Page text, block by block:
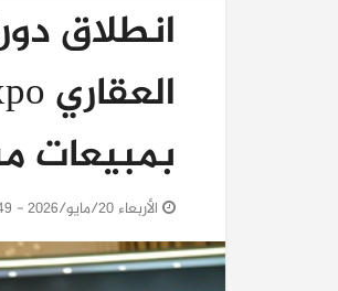
انطلاق
بمبيعات
الأربعاء 20/مايو/2026 - 08:49 ص